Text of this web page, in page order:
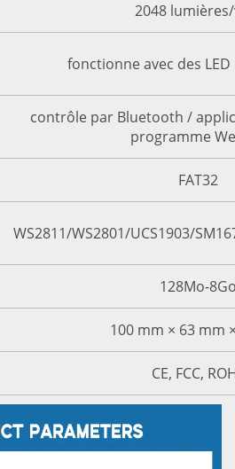
2048
fonctionne avec des LED
contrôle par Bluetooth /
programme
FAT32
WS2811/WS2801/UCS1903/
128Mo-
100 mm × 63 mm
CE, FCC,